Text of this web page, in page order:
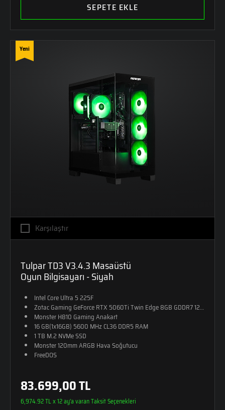
SEPETE EKLE
Yeni
Karşılaştır
Tulpar TD3 V3.4.3 Masaüstü
Oyun Bilgisayarı - Siyah
Intel Core Ultra 5 225F
Zotac Gaming GeForce RTX 5060Ti Twin Edge 8GB GDDR7 128-Bit
Monster H810 Gaming Anakart
16 GB(1x16GB) 5600 MHz CL36 DDR5 RAM
1 TB M.2 NVMe SSD
Monster 120mm ARGB Hava Soğutucu
FreeDOS
83.699,00 TL
6,974.92 TL x 12 ay'a varan Taksit Seçenekleri